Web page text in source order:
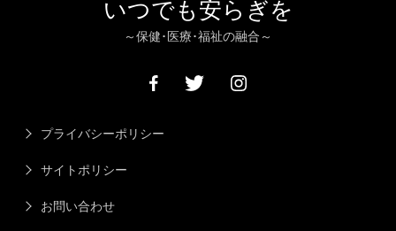
いつでも安らぎを
～保健･医療･福祉の融合～
プライバシーポリシー
サイトポリシー
お問い合わせ